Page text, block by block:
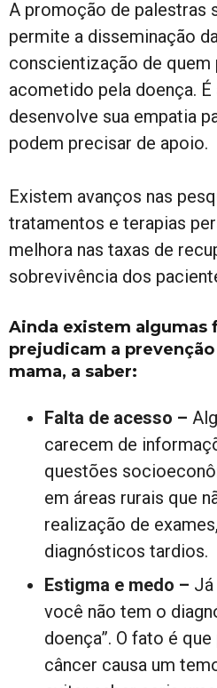
A promoção de palestras
permite a disseminação
conscientização de quem
acometido pela doença.
desenvolve sua empatia
podem precisar de apoio.
Existem avanços nas
tratamentos e terapias
melhora nas taxas de
sobrevivência dos
Ainda existem algumas
prejudicam a
mama, a saber:
Falta de acesso –
carecem de
questões
em áreas rurais que
realização de
diagnósticos tardios.
Estigma e medo – Já
você não tem o
doença”. O fato é
câncer causa um